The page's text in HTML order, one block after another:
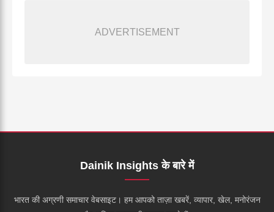
ADVERTISEMENT
Dainik Insights के बारे में
भारत की अग्रणी समाचार वेबसाइट। हम आपको ताज़ा खबरें, व्यापार, खेल, मनोरंजन